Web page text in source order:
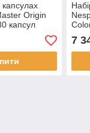
капсулах
Origin
капсул
7